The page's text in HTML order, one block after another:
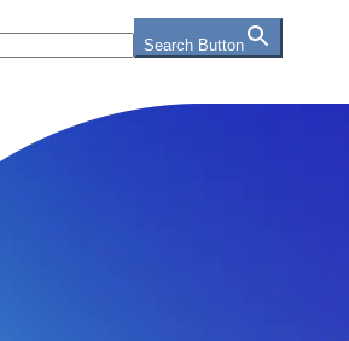
Search Button